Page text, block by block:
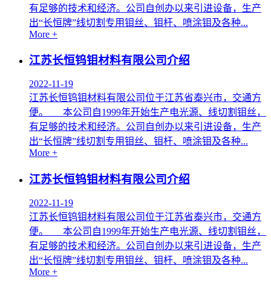
有足够的技术和经济。公司自创办以来引进设备，生产
出“长恒牌”线切割专用钼丝、钼杆、喷涂钼及各种...
More +
江苏长恒钨钼材料有限公司介绍
2022-11-19
江苏长恒钨钼材料有限公司位于江苏省泰兴市，交通方
便。 本公司自1999年开始生产电光源、线切割钼丝，
有足够的技术和经济。公司自创办以来引进设备，生产
出“长恒牌”线切割专用钼丝、钼杆、喷涂钼及各种...
More +
江苏长恒钨钼材料有限公司介绍
2022-11-19
江苏长恒钨钼材料有限公司位于江苏省泰兴市，交通方
便。 本公司自1999年开始生产电光源、线切割钼丝，
有足够的技术和经济。公司自创办以来引进设备，生产
出“长恒牌”线切割专用钼丝、钼杆、喷涂钼及各种...
More +